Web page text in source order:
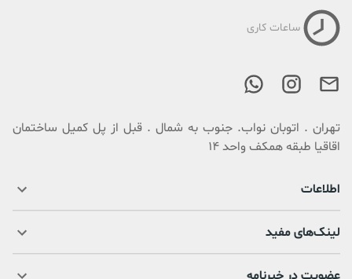
ساعات کاری
تهران . اتوبان نواب. جنوب به شمال . قبل از پل کمیل ساختمان
اقاقیا طبقه همکف واحد 14
اطلاعات
لینک‌های مفید